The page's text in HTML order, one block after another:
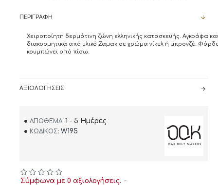
ΠΕΡΙΓΡΑΦΉ
Χειροποίητη δερμάτινη ζώνη ελληνικής κατασκευής. Αγκράφα
διακοσμητικά από υλικό Ζαμακ σε χρώμα νίκελ ή μπρονζέ.
κουμπώνει από πίσω.
ΑΞΙΟΛΟΓΉΣΕΙΣ
ΑΠΌΘΕΜΑ: 1 - 5 Ημέρες
ΚΩΔΙΚΌΣ: W195
Σύμφωνα με 0 αξιολογήσεις. -